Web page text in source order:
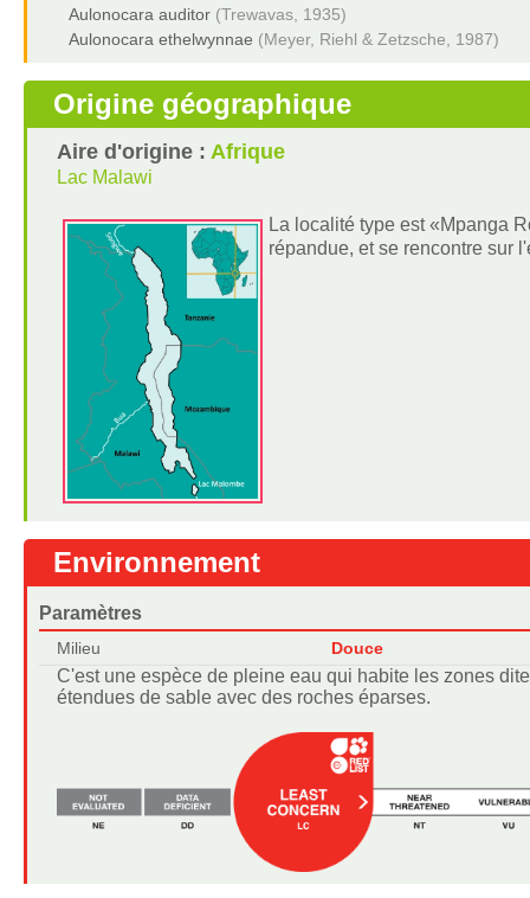
Aulonocara auditor (Trewavas, 1935)
Aulonocara ethelwynnae (Meyer, Riehl & Zetzsche, 1987)
Origine géographique
Aire d'origine : Afrique
Lac Malawi
La localité type est «Mpanga
répandue, et se rencontre sur
Environnement
Paramètres
Milieu Douce
C'est une espèce de pleine eau qui habite les zones
étendues de sable avec des roches éparses.